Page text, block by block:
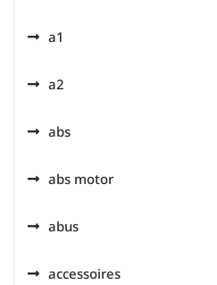
a1
a2
abs
abs motor
abus
accessoires